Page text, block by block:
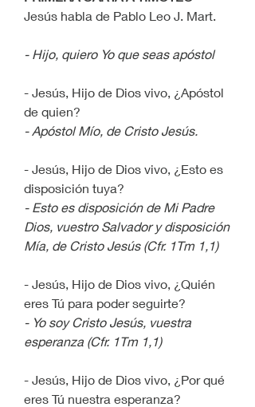
Jesús habla de Pablo Leo J. Mart.
- Hijo, quiero Yo que seas apóstol
- Jesús, Hijo de Dios vivo, ¿Apóstol
de quien?
- Apóstol Mío, de Cristo Jesús.
- Jesús, Hijo de Dios vivo, ¿Esto es
disposición tuya?
- Esto es disposición de Mi Padre
Dios, vuestro Salvador y disposición
Mía, de Cristo Jesús (Cfr. 1Tm 1,1)
- Jesús, Hijo de Dios vivo, ¿Quién
eres Tú para poder seguirte?
- Yo soy Cristo Jesús, vuestra
esperanza (Cfr. 1Tm 1,1)
- Jesús, Hijo de Dios vivo, ¿Por qué
eres Tú nuestra esperanza?